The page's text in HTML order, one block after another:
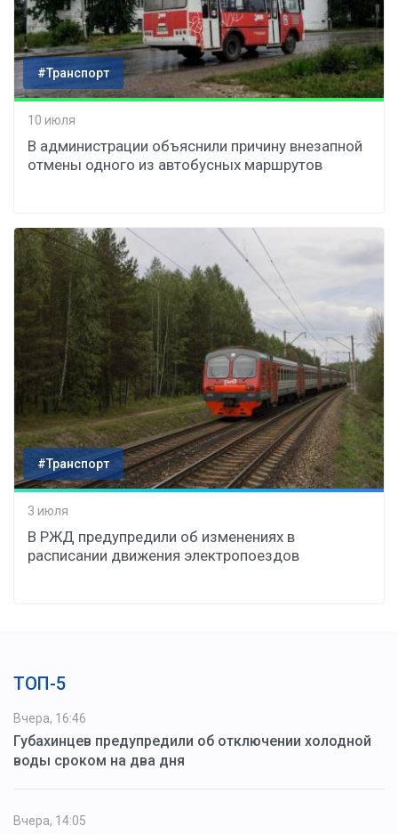
#Транспорт
10 июля
В администрации объяснили причину внезапной
отмены одного из автобусных маршрутов
#Транспорт
3 июля
В РЖД предупредили об изменениях в
расписании движения электропоездов
ТОП-5
Вчера, 16:46
Губахинцев предупредили об отключении холодной
воды сроком на два дня
Вчера, 14:05